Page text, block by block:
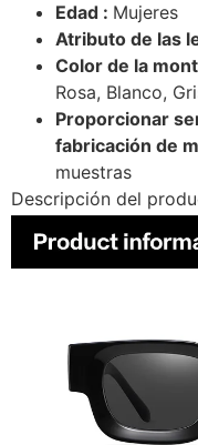
Edad : Mujeres
Atributo de las
Color de la
Rosa, Blanco,
Proporcionar
fabricación de
muestras
Descripción del